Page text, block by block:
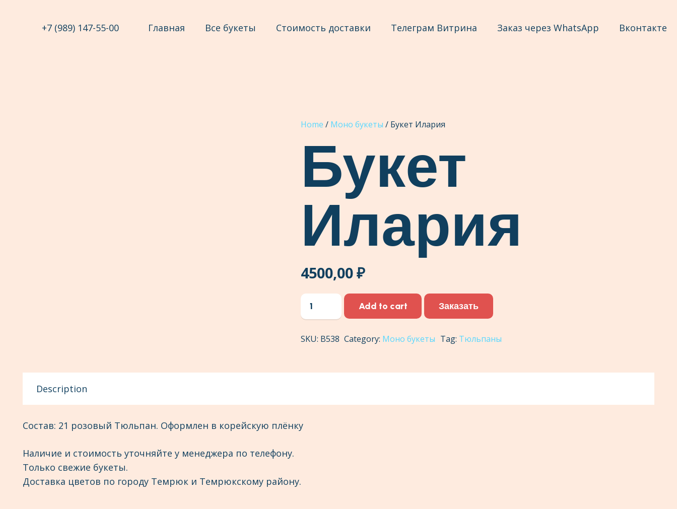
+7 (989) 147-55-00 Главная Все букеты Стоимость доставки Телеграм Витрина Заказ через WhatsApp Вконтакте
Home / Моно букеты / Букет Илария
Букет
Илария
4500,00₽
Букет
Илария
Add to cart Заказать
SKU: В538 Category: Моно букеты Tag: Тюльпаны
Description
Состав: 21 розовый Тюльпан. Оформлен в корейскую плёнку
Наличие и стоимость уточняйте у менеджера по телефону.
Только свежие букеты.
Доставка цветов по городу Темрюк и Темрюкскому району.